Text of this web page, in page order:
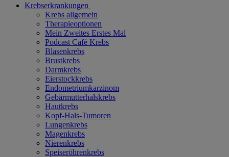
Krebserkrankungen
Krebs allgemein
Therapieoptionen
Mein Zweites Erstes Mal
Podcast Café Krebs
Blasenkrebs
Brustkrebs
Darmkrebs
Eierstockkrebs
Endometriumkarzinom
Gebärmutterhalskrebs
Hautkrebs
Kopf-Hals-Tumoren
Lungenkrebs
Magenkrebs
Nierenkrebs
Speiseröhrenkrebs